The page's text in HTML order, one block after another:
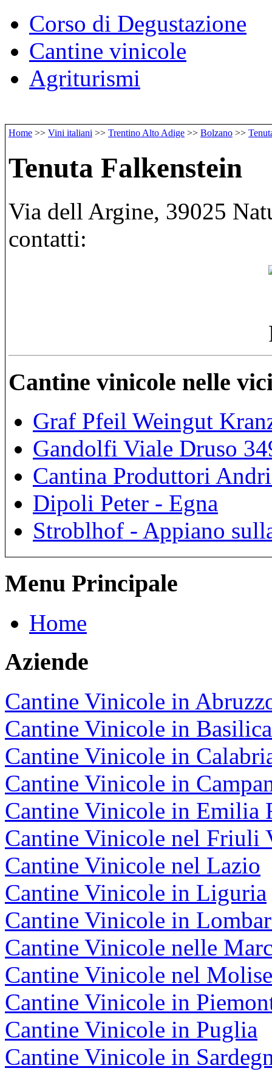
Corso di Degustazione
Cantine vinicole
Agriturismi
Home >> Vini italiani >> Trentino Alto Adige >> Bolzano >>
Tenuta Falkenstein
Via dell Argine, 39025
contatti:
Cantine vinicole nelle
Graf Pfeil Weingut
Gandolfi Viale Druso
Cantina Produttori
Dipoli Peter - Egna
Stroblhof - Appiano
Menu Principale
Home
Aziende
Cantine Vinicole in
Cantine Vinicole in
Cantine Vinicole in
Cantine Vinicole in
Cantine Vinicole in Emilia
Cantine Vinicole nel Friuli
Cantine Vinicole nel Lazio
Cantine Vinicole in Liguria
Cantine Vinicole in
Cantine Vinicole nelle
Cantine Vinicole nel Molise
Cantine Vinicole in
Cantine Vinicole in Puglia
Cantine Vinicole in